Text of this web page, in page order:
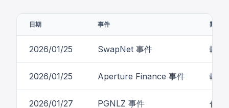
日期 事件 類型
2026/01/25 SwapNet 事件 輸入
2026/01/25 Aperture Finance 事件 輸入
2026/01/27 PGNLZ 事件 代幣